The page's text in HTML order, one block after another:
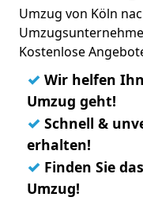
Umzug von Köln
Kostenlose
✓ Wir helfen
Umzug geht!
✓ Schnell &
erhalten!
✓ Finden Sie
Umzug!